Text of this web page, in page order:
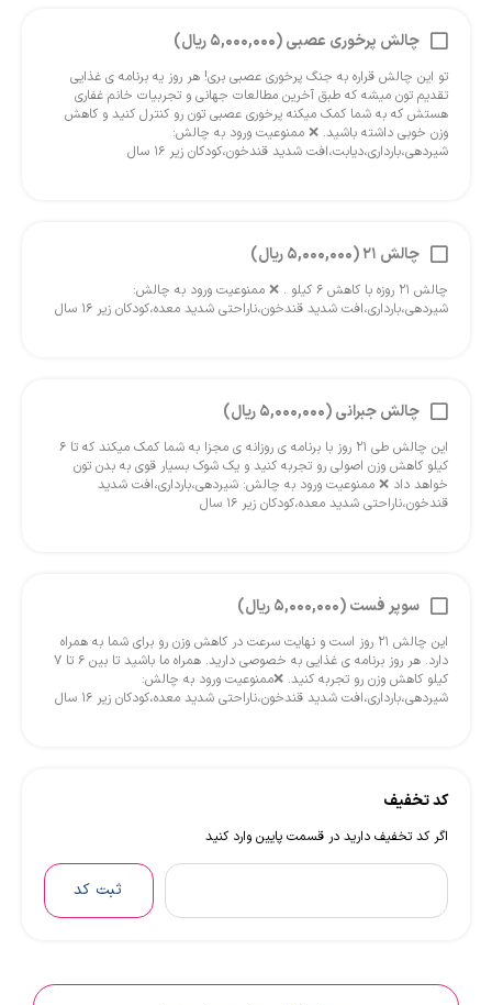
چالش پرخوری عصبی (5,000,000 ریال)
تو این چالش قراره به جنگ پرخوری عصبی بری! هر روز یه برنامه ی غذایی
تقدیم تون میشه که طبق آخرین مطالعات جهانی و تجربیات خانم غفاری
هستش که به شما کمک میکنه پرخوری عصبی تون رو کنترل کنید و کاهش
وزن خوبی داشته باشید. ❌ ممنوعیت ورود به چالش:
شیردهی،بارداری،دیابت،افت شدید قندخون،کودکان زیر ۱۶ سال
چالش 21 (5,000,000 ریال)
چالش ۲۱ روزه با کاهش ۶ کیلو . ❌ ممنوعیت ورود به چالش:
شیردهی،بارداری،افت شدید قندخون،ناراحتی شدید معده،کودکان زیر ۱۶ سال
چالش جبرانی (5,000,000 ریال)
این چالش طی ۲۱ روز با برنامه ی روزانه ی مجزا به شما کمک میکند که تا ۶
کیلو کاهش وزن اصولی رو تجربه کنید و یک شوک بسیار قوی به بدن تون
خواهد داد ❌ ممنوعیت ورود به چالش: شیردهی،بارداری،افت شدید
قندخون،ناراحتی شدید معده،کودکان زیر ۱۶ سال
سوپر فست (5,000,000 ریال)
این چالش ۲۱ روز است و نهایت سرعت در کاهش وزن رو برای شما به همراه
دارد. هر روز برنامه ی غذایی به خصوصی دارید. همراه ما باشید تا بین ۶ تا ۷
کیلو کاهش وزن رو تجربه کنید. ❌ممنوعیت ورود به چالش:
شیردهی،بارداری،افت شدید قندخون،ناراحتی شدید معده،کودکان زیر ۱۶ سال
کد تخفیف
اگر کد تخفیف دارید در قسمت پایین وارد کنید
ثبت کد